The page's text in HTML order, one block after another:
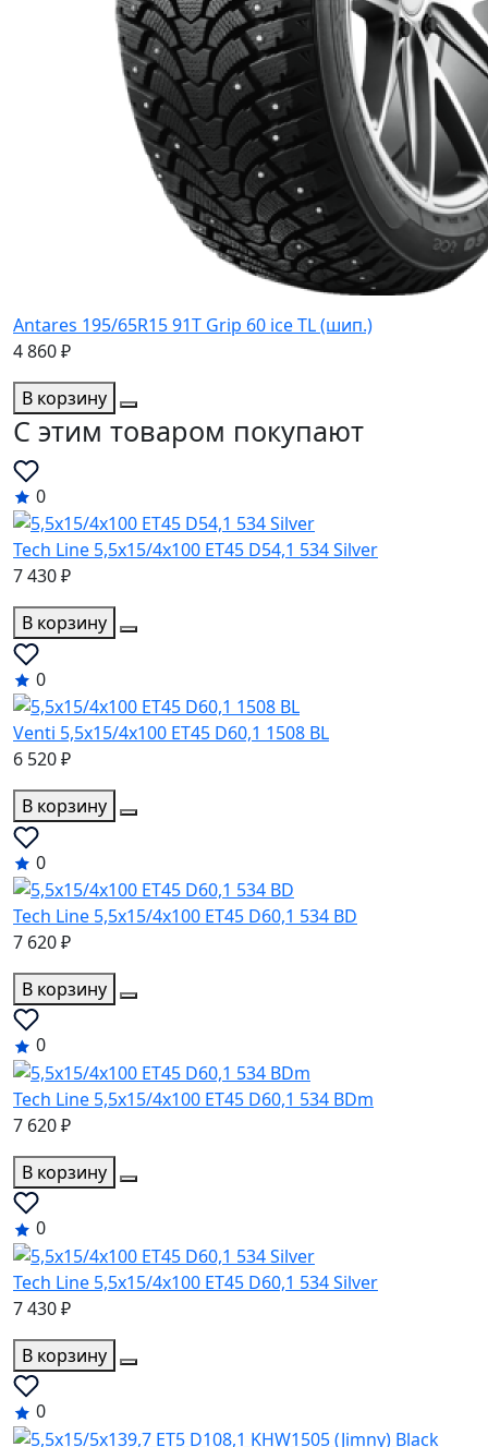
Antares 195/65R15 91T Grip 60 ice TL (шип.)
4 860 ₽
В корзину
C этим товаром покупают
0
Tech Line 5,5x15/4x100 ET45 D54,1 534 Silver
7 430 ₽
В корзину
0
Venti 5,5x15/4x100 ET45 D60,1 1508 BL
6 520 ₽
В корзину
0
Tech Line 5,5x15/4x100 ET45 D60,1 534 BD
7 620 ₽
В корзину
0
Tech Line 5,5x15/4x100 ET45 D60,1 534 BDm
7 620 ₽
В корзину
0
Tech Line 5,5x15/4x100 ET45 D60,1 534 Silver
7 430 ₽
В корзину
0